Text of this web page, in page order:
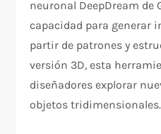
neuronal DeepDream de
capacidad para generar
partir de patrones y
versión 3D, esta
diseñadores explorar
objetos tridimensionales.